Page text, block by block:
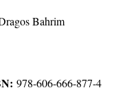
Bahrim
978-606-666-877-4